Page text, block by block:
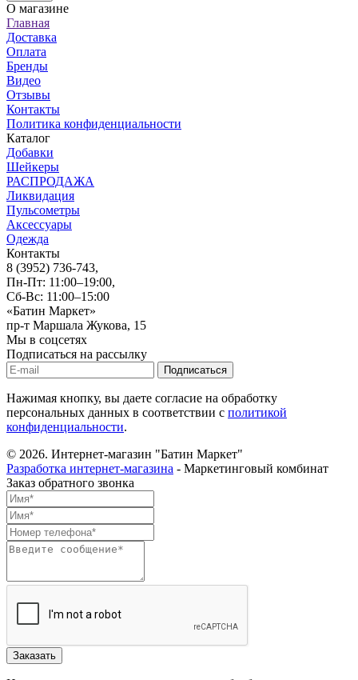
О магазине
Главная
Доставка
Оплата
Бренды
Видео
Отзывы
Контакты
Политика конфиденциальности
Каталог
Добавки
Шейкеры
РАСПРОДАЖА
Ликвидация
Пульсометры
Аксессуары
Одежда
Контакты
8 (3952) 736-743,
Пн-Пт: 11:00–19:00,
Сб-Вс: 11:00–15:00
«Батин Маркет»
пр-т Маршала Жукова, 15
Мы в соцсетях
Подписаться на рассылку
Нажимая кнопку, вы даете согласие на обработку
персональных данных в соответствии с политикой
конфиденциальности.
© 2026. Интернет-магазин "Батин Маркет"
Разработка интернет-магазина - Маркетинговый комбинат
Заказ обратного звонка